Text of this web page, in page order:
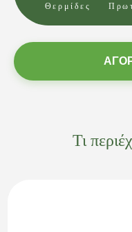
Θερμίδες
Τι